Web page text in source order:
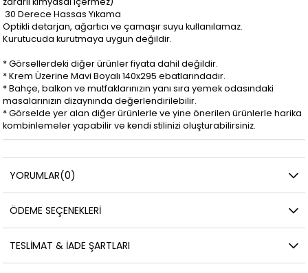
30 Derece Hassas Yıkama
Optikli detarjan, ağartıcı ve çamaşır suyu kullanılamaz.
Kurutucuda kurutmaya uygun değildir.
* Görsellerdeki diğer ürünler fiyata dahil değildir.
* Krem Üzerine Mavi Boyalı 140x295 ebatlarındadır.
* Bahçe, balkon ve mutfaklarınızın yanı sıra yemek odasındaki
masalarınızın dizaynında değerlendirilebilir.
* Görselde yer alan diğer ürünlerle ve yine önerilen ürünlerle harika
kombinlemeler yapabilir ve kendi stilinizi oluşturabilirsiniz.
YORUMLAR(0)
ÖDEME SEÇENEKLERI
TESLIMAT & İADE ŞARTLARI